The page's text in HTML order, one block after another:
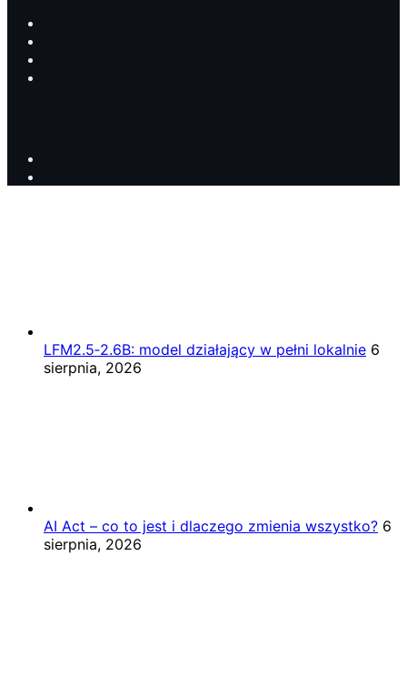
LFM2.5‑2.6B: model działający w pełni lokalnie 6
sierpnia, 2026
AI Act – co to jest i dlaczego zmienia wszystko? 6
sierpnia, 2026